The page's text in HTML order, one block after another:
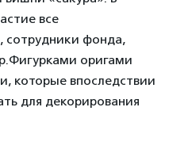
все
сотрудники фонда,
оригами
которые впоследствии
для декорирования